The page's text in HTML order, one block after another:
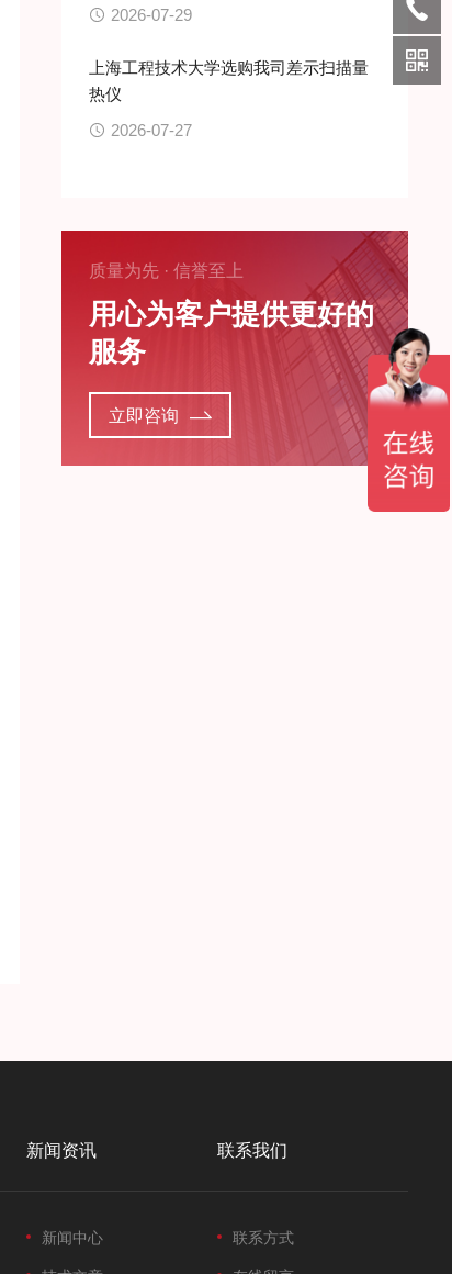
2026-07-29
上海工程技术大学选购我司差示扫描量
热仪
2026-07-27
质量为先 · 信誉至上
用心为客户提供更好的
服务
立即咨询
新闻资讯
新闻中心
联系我们
联系方式